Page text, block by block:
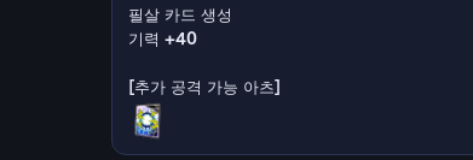
필살 카드 생성
기력 +40